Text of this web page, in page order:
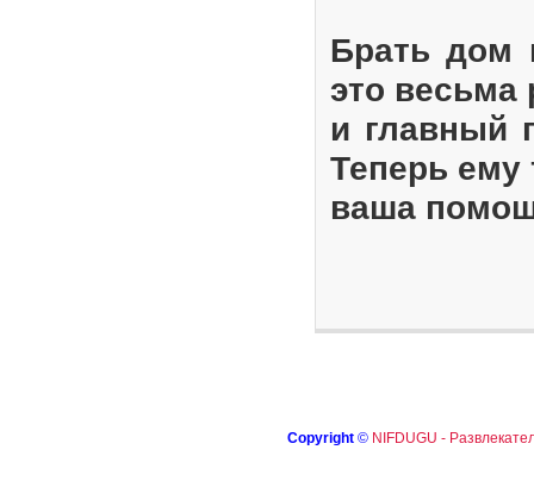
Брать дом
это весьма
и главный
Теперь ему
ваша
Copyright © NIFDUGU -